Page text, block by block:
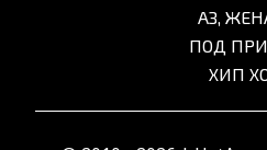
АЗ,
ПОД
ХИП